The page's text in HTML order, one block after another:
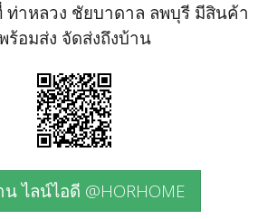
าหลวง ชัยบาดาล ลพบุรี มีสินค้า
ร้อมส่ง จัดส่งถึงบ้าน
ไลน์ไอดี @HORHOME